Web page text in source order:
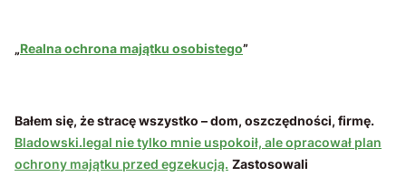
„Realna ochrona majątku osobistego”
Bałem się, że stracę wszystko – dom, oszczędności, firmę.
Bladowski.legal nie tylko mnie uspokoił, ale opracował plan
ochrony majątku przed egzekucją. Zastosowali